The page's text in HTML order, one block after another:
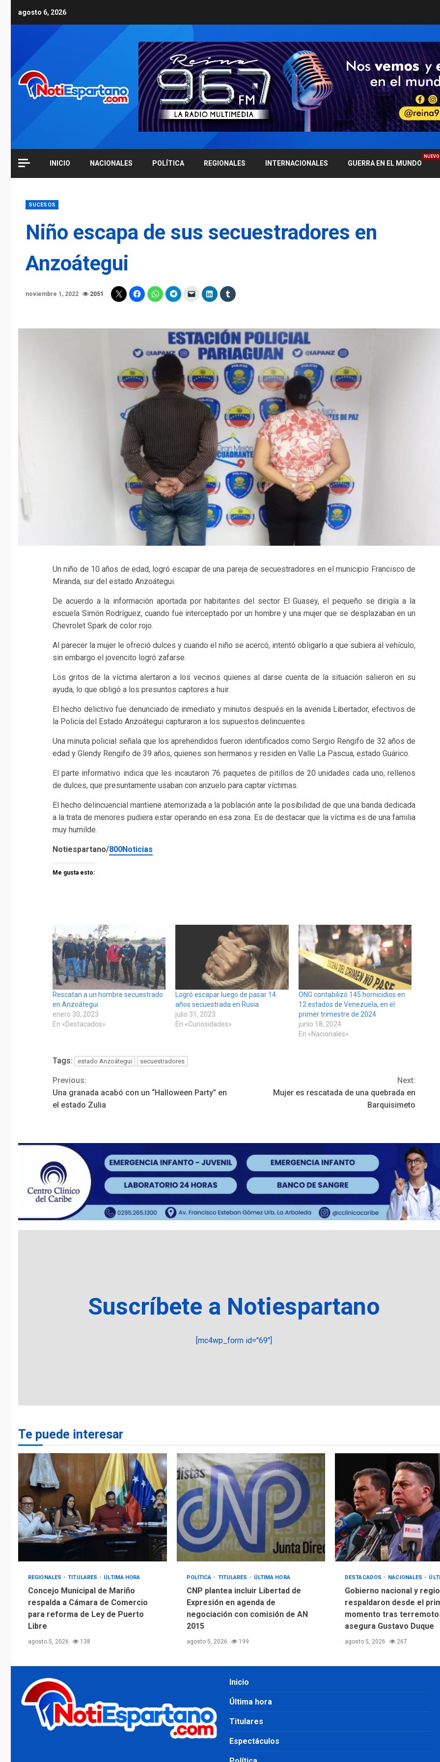
agosto 6, 2026
INICIO NACIONALES POLÍTICA REGIONALES INTERNACIONALES GUERRA EN EL MUNDO
NUEVO
SUCESOS
Niño escapa de sus secuestradores en
Anzoátegui
noviembre 1, 2022 2051
Un niño de 10 años de edad, logró escapar de una pareja de secuestradores en el municipio Francisco de
Miranda, sur del estado Anzoátegui.
De acuerdo a la información aportada por habitantes del sector El Guasey, el pequeño se dirigía a la
escuela Simón Rodríguez, cuando fue interceptado por un hombre y una mujer que se desplazaban en un
Chevrolet Spark de color rojo.
Al parecer la mujer le ofreció dulces y cuando el niño se acercó, intentó obligarlo a que subiera al vehículo,
sin embargo el jovencito logró zafarse.
Los gritos de la víctima alertaron a los vecinos quienes al darse cuenta de la situación salieron en su
ayuda, lo que obligó a los presuntos captores a huir.
El hecho delictivo fue denunciado de inmediato y minutos después en la avenida Libertador, efectivos de
la Policía del Estado Anzoátegui capturaron a los supuestos delincuentes.
Una minuta policial señala que los aprehendidos fueron identificados como Sergio Rengifo de 32 años de
edad y Glendy Rengifo de 39 años, quienes son hermanos y residen en Valle La Pascua, estado Guárico.
El parte informativo indica que les incautaron 76 paquetes de pitillos de 20 unidades cada uno, rellenos
de dulces, que presuntamente usaban con anzuelo para captar víctimas.
El hecho delincuencial mantiene atemorizada a la población ante la posibilidad de que una banda dedicada
a la trata de menores pudiera estar operando en esa zona. Es de destacar que la víctima es de una familia
muy humilde.
Notiespartano/800Noticias
Me gusta esto:
Rescatan a un hombre secuestrado
en Anzoátegui
enero 30, 2023
En «Destacados»
Logró escapar luego de pasar 14
años secuestrada en Rusia
julio 31, 2023
En «Curiosidades»
ONG contabilizó 145 homicidios en
12 estados de Venezuela, en el
primer trimestre de 2024
junio 18, 2024
En «Nacionales»
Tags: estado Anzoátegui secuestradores
Continue
Reading
Previous:
Una granada acabó con un “Halloween Party” en
el estado Zulia
Next:
Mujer es rescatada de una quebrada en
Barquisimeto
Suscríbete a Notiespartano
[mc4wp_form id="69"]
Te puede interesar
REGIONALES TITULARES ÚLTIMA HORA
Concejo Municipal de Mariño
respalda a Cámara de Comercio
para reforma de Ley de Puerto
Libre
agosto 5, 2026 138
POLÍTICA TITULARES ÚLTIMA HORA
CNP plantea incluir Libertad de
Expresión en agenda de
negociación con comisión de AN
2015
agosto 5, 2026 199
DESTACADOS NACIONALES
Gobierno nacional y
respaldaron desde el
momento tras
asegura Gustavo Duque
agosto 5, 2026 267
Inicio
Última hora
Titulares
Espectáculos